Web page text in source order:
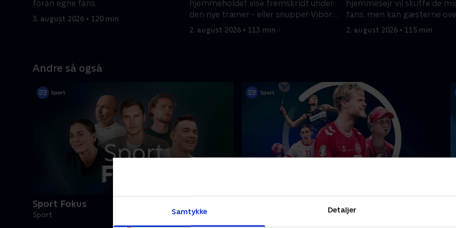
Samtykke Detaljer
foran egne fans.
3. august 2026 • 120 min
hjemmeholdet vise fremskridt under
den nye træner - eller snupper Viborg
point?
2. august 2026 • 113 min
hjemmesejr vil skuffe de
fans, men kan gæsterne
Herning?
2. august 2026 • 115 min
Andre så også
Sport Fokus
Sport